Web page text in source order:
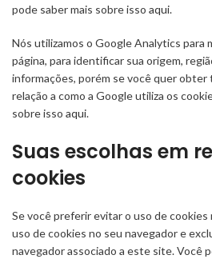
pode saber mais sobre isso aqui.
Nós utilizamos o Google Analytics para
página, para identificar sua origem,
informações, porém se você quer obter
relação a como a Google utiliza os
sobre isso aqui.
Suas escolhas em
cookies
Se você preferir evitar o uso de
uso de cookies no seu navegador e
navegador associado a este site. Você